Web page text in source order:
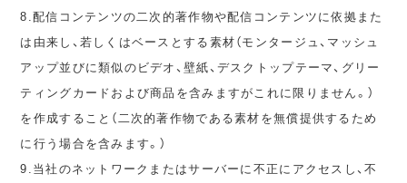
8.配信コンテンツの二次的著作物や配信コンテンツに依拠また
は由来し、若しくはベースとする素材（モンタージュ、マッシュ
アップ並びに類似のビデオ、壁紙、デスクトップテーマ、グリー
ティングカードおよび商品を含みますがこれに限りません。）
を作成すること（二次的著作物である素材を無償提供するため
に行う場合を含みます。）
9.当社のネットワークまたはサーバーに不正にアクセスし、不